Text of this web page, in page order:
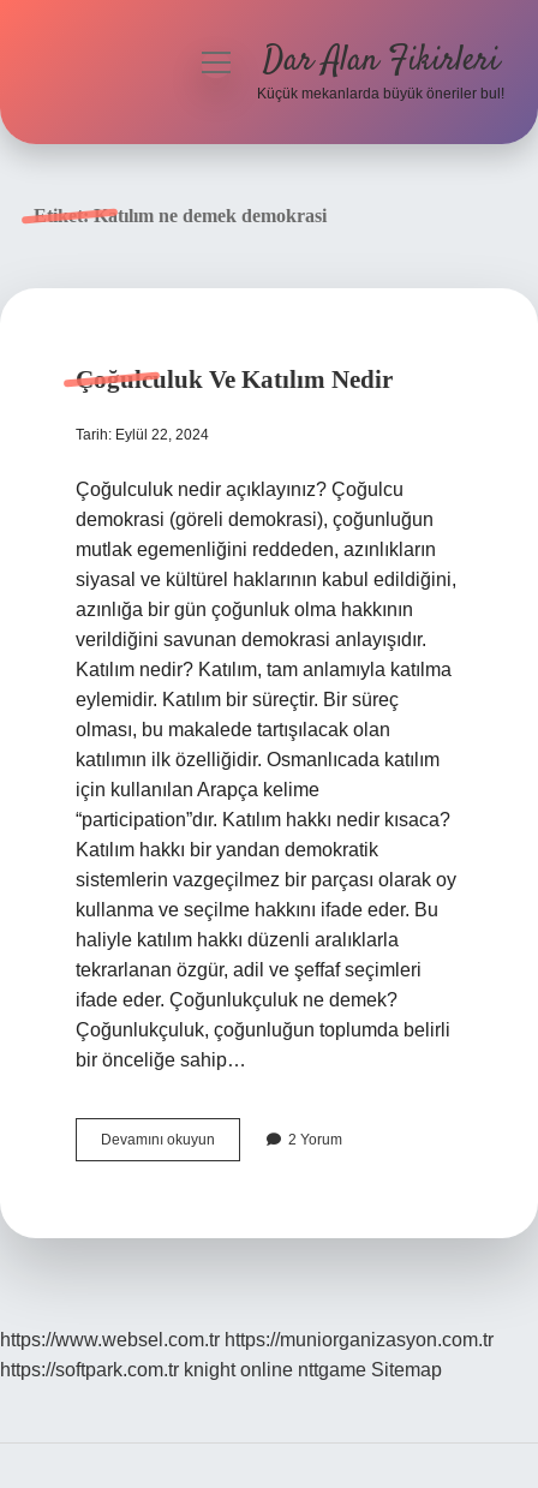
menüyüDar Alan Fikirleri
Küçük mekanlarda büyük öneriler bul!
Etiket:Katılım ne demek demokrasi
Çoğulculuk Ve Katılım Nedir
Tarih: Eylül 22, 2024
Çoğulculuk nedir açıklayınız? Çoğulcu
demokrasi (göreli demokrasi), çoğunluğun
mutlak egemenliğini reddeden, azınlıkların
siyasal ve kültürel haklarının kabul edildiğini,
azınlığa bir gün çoğunluk olma hakkının
verildiğini savunan demokrasi anlayışıdır.
Katılım nedir? Katılım, tam anlamıyla katılma
eylemidir. Katılım bir süreçtir. Bir süreç
olması, bu makalede tartışılacak olan
katılımın ilk özelliğidir. Osmanlıcada katılım
için kullanılan Arapça kelime
“participation”dır. Katılım hakkı nedir kısaca?
Katılım hakkı bir yandan demokratik
sistemlerin vazgeçilmez bir parçası olarak oy
kullanma ve seçilme hakkını ifade eder. Bu
haliyle katılım hakkı düzenli aralıklarla
tekrarlanan özgür, adil ve şeffaf seçimleri
ifade eder. Çoğunlukçuluk ne demek?
Çoğunlukçuluk, çoğunluğun toplumda belirli
bir önceliğe sahip…
Devamını okuyun Çoğulculuk
Ve
2 Yorum
https://www.websel.com.tr https://muniorganizasyon.com.tr
https://softpark.com.tr knight online nttgame Sitemap